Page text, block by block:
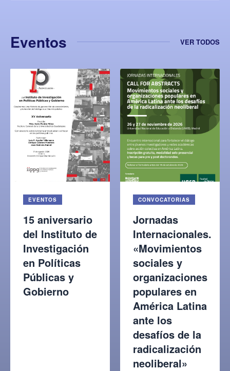
Eventos VER TODOS
EVENTOS
15 aniversario
del Instituto de
Investigación
en Políticas
Públicas y
Gobierno
CONVOCATORIAS
Jornadas
Internacionales.
«Movimientos
sociales y
organizaciones
populares en
América Latina
ante los
desafíos de la
radicalización
neoliberal»